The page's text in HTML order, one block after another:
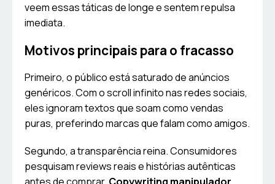
veem essas táticas de longe e sentem repulsa
imediata.
Motivos principais para o fracasso
Primeiro, o público está saturado de anúncios
genéricos. Com o scroll infinito nas redes sociais,
eles ignoram textos que soam como vendas
puras, preferindo marcas que falam como amigos.
Segundo, a transparência reina. Consumidores
pesquisam reviews reais e histórias autênticas